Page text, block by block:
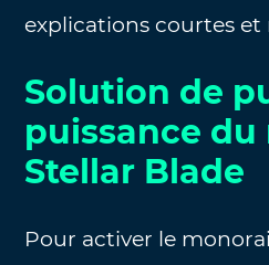
explications courtes et
Solution de
puissance
Stellar Blade
Pour activer le